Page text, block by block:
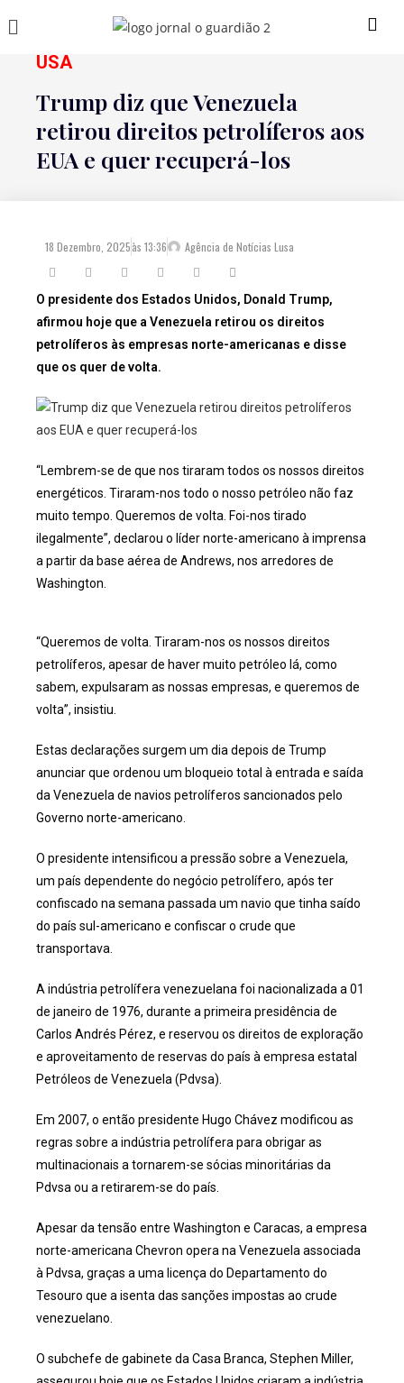
USA
Trump diz que Venezuela
retirou direitos petrolíferos aos
EUA e quer recuperá-los
18 Dezembro, 2025às 13:36 Agência de Notícias Lusa
O presidente dos Estados Unidos, Donald Trump,
afirmou hoje que a Venezuela retirou os direitos
petrolíferos às empresas norte-americanas e disse
que os quer de volta.
“Lembrem-se de que nos tiraram todos os nossos direitos
energéticos. Tiraram-nos todo o nosso petróleo não faz
muito tempo. Queremos de volta. Foi-nos tirado
ilegalmente”, declarou o líder norte-americano à imprensa
a partir da base aérea de Andrews, nos arredores de
Washington.
“Queremos de volta. Tiraram-nos os nossos direitos
petrolíferos, apesar de haver muito petróleo lá, como
sabem, expulsaram as nossas empresas, e queremos de
volta”, insistiu.
Estas declarações surgem um dia depois de Trump
anunciar que ordenou um bloqueio total à entrada e saída
da Venezuela de navios petrolíferos sancionados pelo
Governo norte-americano.
O presidente intensificou a pressão sobre a Venezuela,
um país dependente do negócio petrolífero, após ter
confiscado na semana passada um navio que tinha saído
do país sul-americano e confiscar o crude que
transportava.
A indústria petrolífera venezuelana foi nacionalizada a 01
de janeiro de 1976, durante a primeira presidência de
Carlos Andrés Pérez, e reservou os direitos de exploração
e aproveitamento de reservas do país à empresa estatal
Petróleos de Venezuela (Pdvsa).
Em 2007, o então presidente Hugo Chávez modificou as
regras sobre a indústria petrolífera para obrigar as
multinacionais a tornarem-se sócias minoritárias da
Pdvsa ou a retirarem-se do país.
Apesar da tensão entre Washington e Caracas, a empresa
norte-americana Chevron opera na Venezuela associada
à Pdvsa, graças a uma licença do Departamento do
Tesouro que a isenta das sanções impostas ao crude
venezuelano.
O subchefe de gabinete da Casa Branca, Stephen Miller,